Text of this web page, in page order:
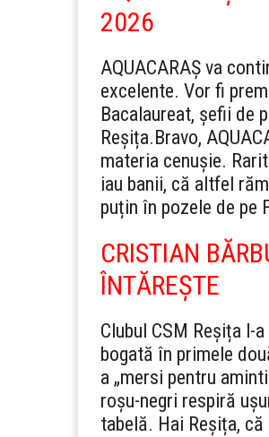
2026
AQUACARAȘ va
excelente. Vor fi
Bacalaureat, șefii de
Reșița.Bravo,
materia cenușie.
iau banii, că altfel
puțin în pozele de pe
CRISTIAN
ÎNTĂREȘTE
Clubul CSM Reșița l-
bogată în primele
a „mersi pentru
roșu-negri respiră
tabelă. Hai Reșița,